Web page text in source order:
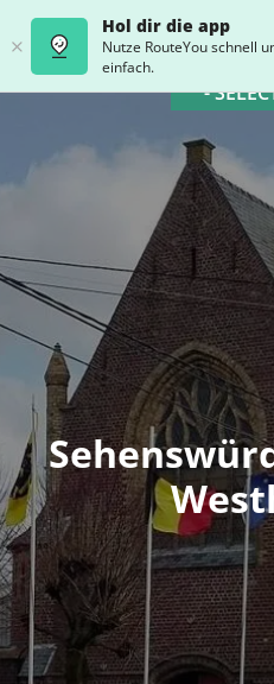
Hol dir die app
Nutze RouteYou schnell
einfach.
-